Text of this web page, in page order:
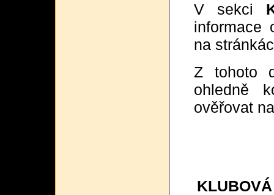
V sekci
informace
na
Z tohoto
ohledně
ověřovat